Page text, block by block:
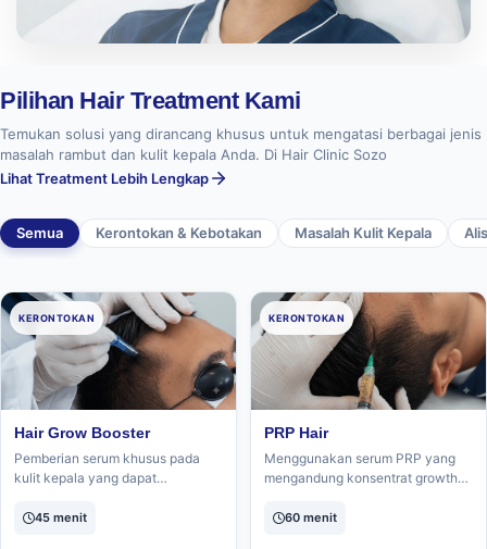
Pilihan Hair Treatment Kami
Temukan solusi yang dirancang khusus untuk mengatasi berbagai jenis
masalah rambut dan kulit kepala Anda. Di Hair Clinic Sozo
Lihat Treatment Lebih Lengkap
Semua Kerontokan & Kebotakan Masalah Kulit Kepala
KERONTOKAN
Hair Grow Booster
Pemberian serum khusus pada
kulit kepala yang dapat
mempercepat pertumbuhan
45 menit
KERONTOKAN
PRP Hair
Menggunakan serum PRP yang
mengandung konsentrat growth
pertumbuhan dan menyehatkan
60 menit